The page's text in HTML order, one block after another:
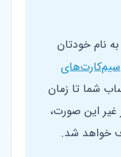
نام خودتان
سیم‌کارت‌های
شما تا زمان
غیر این صورت،
خواهد شد.